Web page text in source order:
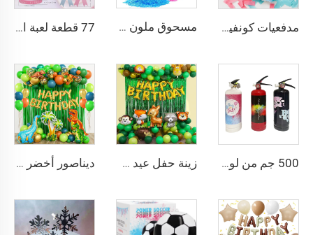
مدفعيات كونفيتي لكشف الجنس، كونفيتي ورقي من ورق المناديل، ديكورات حفل استقبال المولود مسحوق ملون لكشف الجنس، أزرق ووردي للذكر أو الأنثى، زينة لحفل كشف الجنس 77 قطعة لعبة التصويت للذكور أو الإناث ملصقات وسوار للكشف عن الجنس لعبة تخمين حفل ديكور الحفل
500 جم من لوازم حفل كشف الجنس مع زجاجات بخاخ مسحوق، طفاية حريق بالمسحوق، أدوات حفل بخاخ زينة حفل عيد ميلاد بمواصفات حيوانات الغابة والاستكشاف، طقم قوس سلسلة بالونات خضراء وبنية للغابة مناسب للأطفال، مصنوعة من اللاتكس ديناصور أخضر وأزرق وبرتقالي بالونات سلسلة طقم قوس ستارة من فويل عيد ميلاد سعيد لحفلات الأطفال ذات الطابع الاستوائي والديناصورات